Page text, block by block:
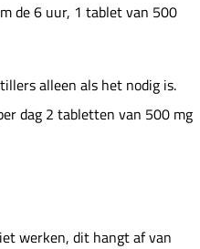
de 6 uur, 1 tablet van 500
alleen als het nodig is.
dag 2 tabletten van 500 mg
werken, dit hangt af van